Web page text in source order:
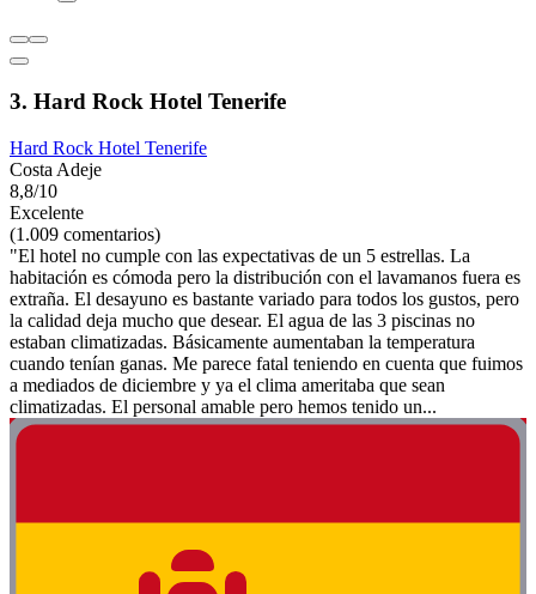
3. Hard Rock Hotel Tenerife
Hard Rock Hotel Tenerife
Costa Adeje
8,8/10
Excelente
(1.009 comentarios)
"El hotel no cumple con las expectativas de un 5 estrellas. La
habitación es cómoda pero la distribución con el lavamanos fuera es
extraña. El desayuno es bastante variado para todos los gustos, pero
la calidad deja mucho que desear. El agua de las 3 piscinas no
estaban climatizadas. Básicamente aumentaban la temperatura
cuando tenían ganas. Me parece fatal teniendo en cuenta que fuimos
a mediados de diciembre y ya el clima ameritaba que sean
climatizadas. El personal amable pero hemos tenido un...